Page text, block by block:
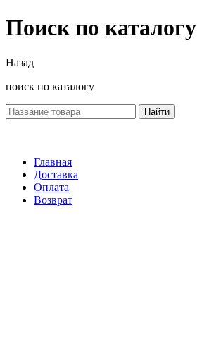
Поиск по каталогу
Назад
поиск по каталогу
Найти
Главная
Доставка
Оплата
Возврат